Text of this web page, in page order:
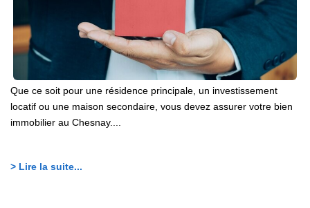
Que ce soit pour une résidence principale, un investissement
locatif ou une maison secondaire, vous devez assurer votre bien
immobilier au Chesnay....
> Lire la suite...